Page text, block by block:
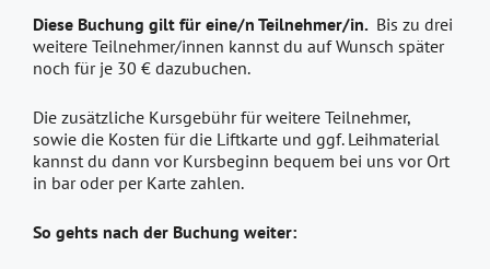
Diese Buchung gilt für eine/n Teilnehmer/in. Bis zu drei
weitere Teilnehmer/innen kannst du auf Wunsch später
noch für je 30 € dazubuchen.
Die zusätzliche Kursgebühr für weitere Teilnehmer,
sowie die Kosten für die Liftkarte und ggf. Leihmaterial
kannst du dann vor Kursbeginn bequem bei uns vor Ort
in bar oder per Karte zahlen.
So gehts nach der Buchung weiter: